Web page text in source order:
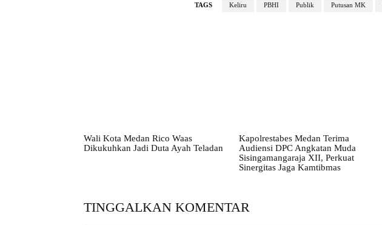
TAGS Keliru PBHI Publik Putusan MK
Wali Kota Medan Rico Waas
Dikukuhkan Jadi Duta Ayah Teladan
Kapolrestabes Medan Terima
Audiensi DPC Angkatan Muda
Sisingamangaraja XII, Perkuat
Sinergitas Jaga Kamtibmas
TINGGALKAN KOMENTAR